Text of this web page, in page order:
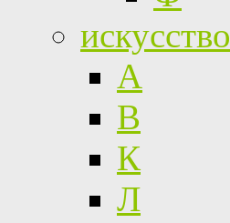
искусство
А
В
К
Л